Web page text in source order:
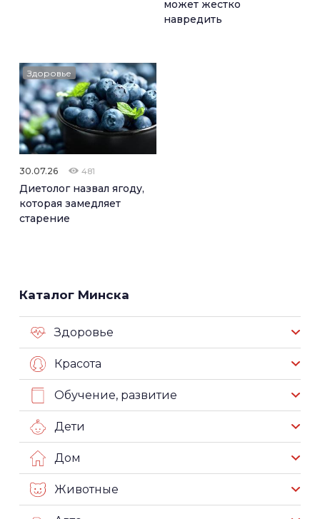
может жестко
навредить
Здоровье
30.07.26 481
Диетолог назвал ягоду,
которая замедляет
старение
Каталог Минска
Здоровье
Красота
Обучение, развитие
Дети
Дом
Животные